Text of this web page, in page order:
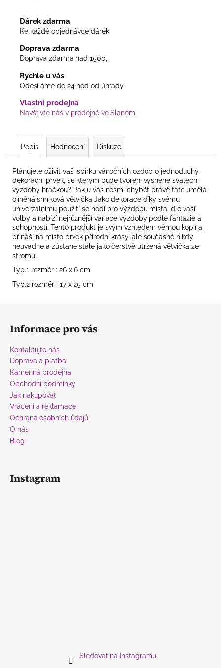
Dárek zdarma
Ke každé objednávce dárek
Doprava zdarma
Doprava zdarma nad 1500,-
Rychle u vás
Odesíláme do 24 hod od úhrady
Vlastní prodejna
Navštivte nás v prodejně ve Slaném.
Popis Hodnocení Diskuze
Plánujete oživit vaši sbírku vánočních ozdob o jednoduchý
dekorační prvek, se kterým bude tvoření vysněné sváteční
výzdoby hračkou? Pak u vás nesmí chybět právě tato umělá
ojíněná smrková větvička Jako dekorace díky svému
univerzálnímu použití se hodí pro výzdobu místa, dle vaší
volby a nabízí nejrůznější variace výzdoby podle fantazie a
schopností. Tento produkt je svým vzhledem věrnou kopií a
přináší na místo prvek přírodní krásy, ale současně nikdy
neuvadne a zůstane stále jako čerstvě utržená větvička ze
stromu.
Typ.1 rozměr : 26 x 6 cm
Typ.2 rozměr : 17 x 25 cm
Z
Informace pro vás
Kontaktujte nás
Doprava a platba
Kamenná prodejna
Obchodní podmínky
Jak nakupovat
Vrácení a reklamace
Ochrana osobních ůdajů
O nás
Blog
Instagram
Sledovat na Instagramu